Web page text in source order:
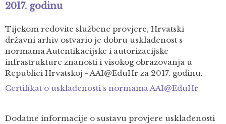
2017. godinu
Tijekom redovite službene provjere, Hrvatski
državni arhiv ostvario je dobru usklađenost s
normama Autentikacijske i autorizacijske
infrastrukture znanosti i visokog obrazovanja u
Republici Hrvatskoj - AAI@EduHr za 2017. godinu.
Certifikat o usklađenosti s normama AAI@EduHr
Dodatne informacije o sustavu provjere usklađenosti